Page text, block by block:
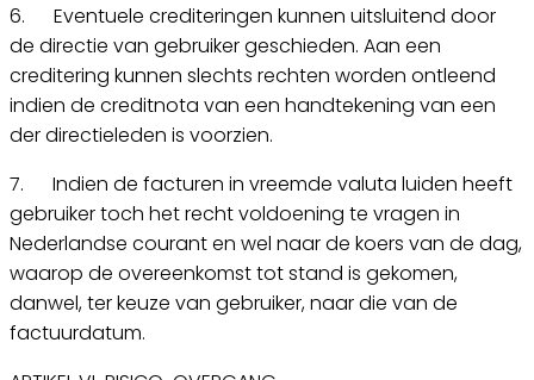
6. Eventuele crediteringen kunnen uitsluitend door
de directie van gebruiker geschieden. Aan een
creditering kunnen slechts rechten worden ontleend
indien de creditnota van een handtekening van een
der directieleden is voorzien.
7. Indien de facturen in vreemde valuta luiden heeft
gebruiker toch het recht voldoening te vragen in
Nederlandse courant en wel naar de koers van de dag,
waarop de overeenkomst tot stand is gekomen,
danwel, ter keuze van gebruiker, naar die van de
factuurdatum.